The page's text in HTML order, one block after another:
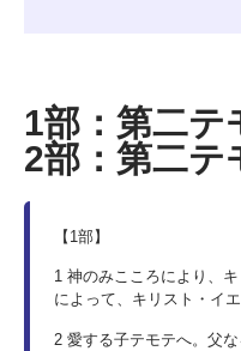
1部：第二テ
2部：第二テ
【1部】
1 神のみこころにより、
によって、キリスト・イ
2 愛する子テモテへ。父